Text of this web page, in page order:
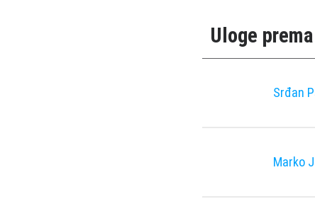
Uloge
Srđan
Marko